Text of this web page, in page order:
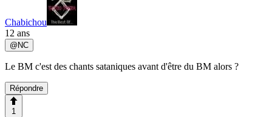
Chabichou
12 ans
@ NC
Le BM c'est des chants sataniques avant d'être du BM alors ?
Répondre
1